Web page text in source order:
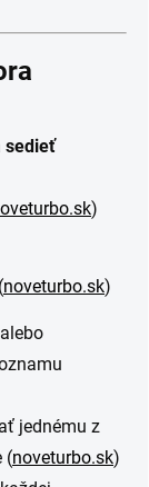
sedieť
)
(noveturbo.sk)
alebo
jednému z
(noveturbo.sk)